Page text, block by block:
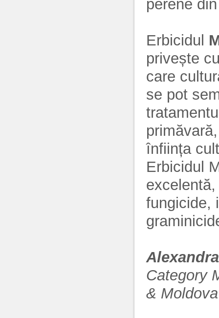
perene
Erbicidul
privește
care
se pot
înființa
Erbicidul
fungicide,
Category
& Moldova